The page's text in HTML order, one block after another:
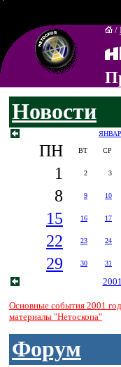
/
Новости
ПН ВТ СР
1 2 3
8 9 10
15 16 17
22 23 24
29 30 31
2001
Основные события 2001
материалы "Нетоскопа"
Форум